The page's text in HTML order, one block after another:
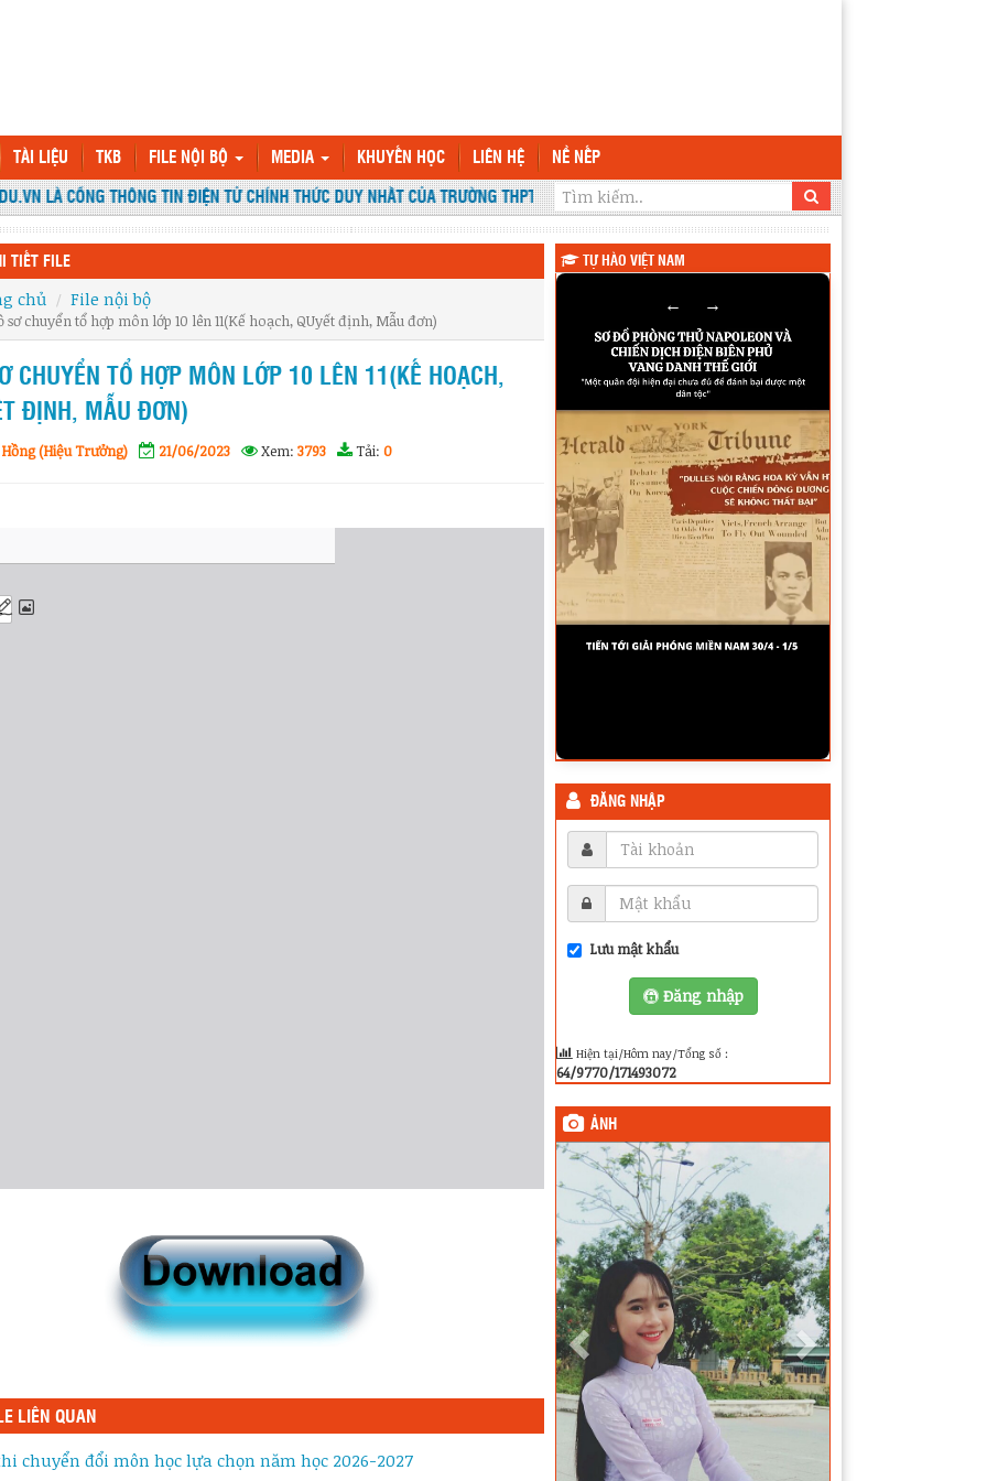
TÀI LIỆU TKB FILE NỘI BỘ MEDIA KHUYẾN HỌC LIÊN HỆ NỀ NẾP
LÀ CỔNG THÔNG TIN ĐIỆN TỬ CHÍNH THỨC DUY NHẤT CỦA TRƯỜNG THPT KRÔNG ANA
TIẾT FILE
chủ File nội bộ
sơ chuyển tổ hợp môn lớp 10 lên 11(Kế hoạch, QUyết định, Mẫu đơn)
CHUYỂN TỔ HỢP MÔN LỚP 10 LÊN 11(KẾ HOẠCH,
ĐỊNH, MẪU ĐƠN)
(Hiệu Trưởng) 21/06/2023 Xem: 3793 Tải: 0
LIÊN QUAN
chuyển đổi môn học lựa chọn năm học 2026-2027
TỰ HÀO VIỆT NAM
← →
ĐĂNG NHẬP
Lưu mật khẩu
Đăng nhập
Hiện tại/Hôm nay/Tổng số :
64/9770/171493072
ẢNH